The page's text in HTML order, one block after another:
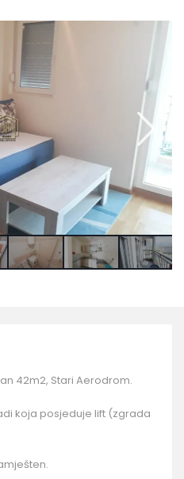
42m2, Stari Aerodrom.
koja posjeduje lift (zgrada